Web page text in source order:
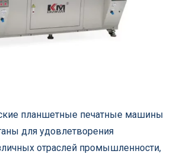
планшетные печатные машины
для удовлетворения
отраслей промышленности,